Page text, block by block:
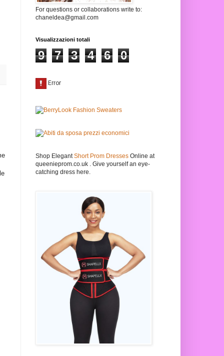
For questions or collaborations write to:
chaneldea@gmail.com
Visualizzazioni totali
9 7 3 4 6 0
Shop ElegantShort Prom Dresses Online at
queenieprom.co.uk . Give yourself an eye-
catching dress here.